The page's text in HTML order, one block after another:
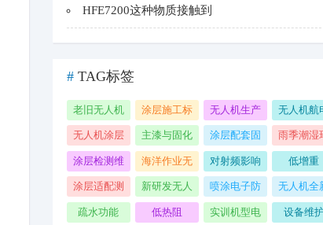
HFE7200这种物质接触到
# TAG标签
老旧无人机
翻新
涂层施工标
准周期
无人机生产
线
无人机航
板卡
无人机涂层
局部损坏
主漆与固化
剂配比
涂层配套固
化剂
雨季潮湿
境无人
涂层检测维
护
海洋作业无
人机
对射频影响
小
低增重
涂层适配测
试
新研发无人
机样机
喷涂电子防
护涂层
无人机全
出厂
疏水功能 低热阻
实训机型电
设备维